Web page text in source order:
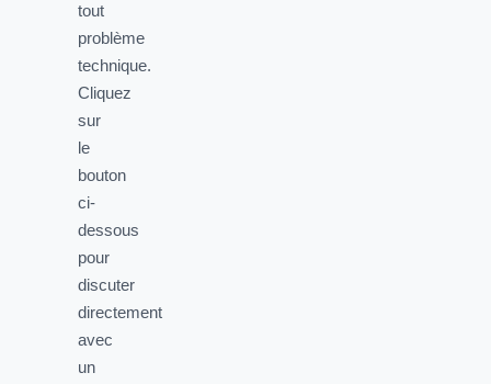
tout
problème
technique.
Cliquez
sur
le
bouton
ci-
dessous
pour
discuter
directement
avec
un